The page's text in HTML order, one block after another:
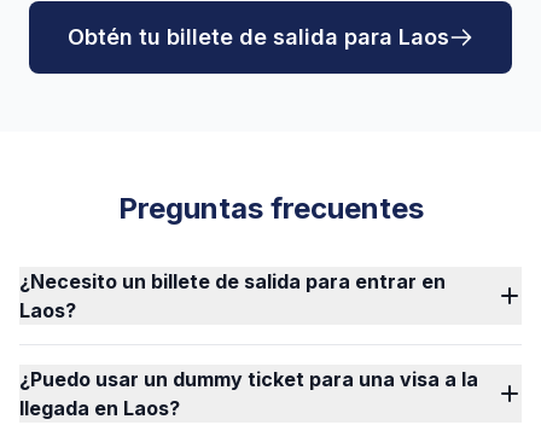
Obtén tu billete de salida para Laos
Preguntas frecuentes
¿Necesito un billete de salida para entrar en
Laos?
¿Puedo usar un dummy ticket para una visa a la
llegada en Laos?